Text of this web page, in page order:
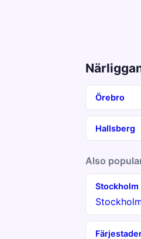
Örebro
Hallsberg
Also
Stockholm